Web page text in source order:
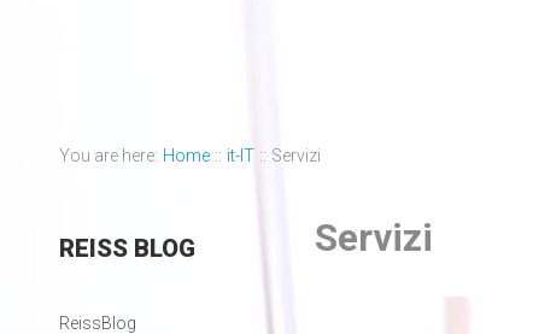
You are here: Home :: it-IT :: Servizi
Servizi
REISSBLOG
ReissBlog